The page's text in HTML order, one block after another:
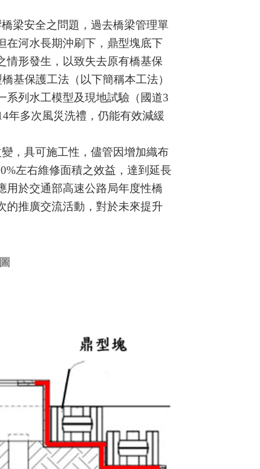
梁安全之問題，過去橋梁管理單
在河水長期沖刷下，鼎型塊底下
情形發生，以致失去原有橋基保
基保護工法 （以下簡稱本工法）
系列水工模型及現地試驗 （ 國道3
年多次風災洗禮，仍能有效減緩
，具可施工性，儘管因增加織布
左右維修面積之效益，達到延長
用於交通部高速公路局年度性橋
的推廣交流活動，對於未來提升